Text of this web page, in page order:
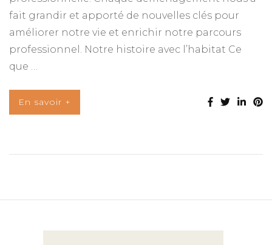
fait grandir et apporté de nouvelles clés pour
améliorer notre vie et enrichir notre parcours
professionnel. Notre histoire avec l’habitat Ce
que …
En savoir +